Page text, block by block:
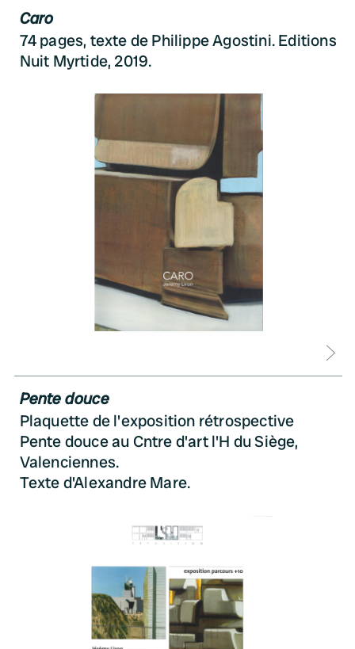
Caro
74 pages, texte de Philippe Agostini. Editions
Nuit Myrtide, 2019.
Pente douce
Plaquette de l'exposition rétrospective
Pente douce au Cntre d'art l'H du Siège,
Valenciennes.
Texte d'Alexandre Mare.